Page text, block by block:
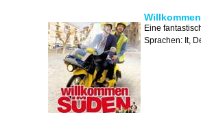
Eine
Sprachen: It,